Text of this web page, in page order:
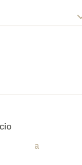
guarda tu